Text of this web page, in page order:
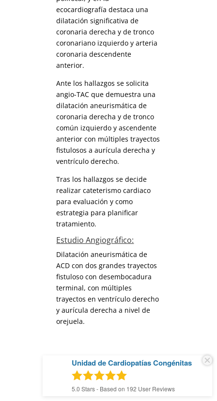
ecocardiografía destaca una
dilatación significativa de
coronaria derecha y de tronco
coronariano izquierdo y arteria
coronaria descendente
anterior.
Ante los hallazgos se solicita
angio-TAC que demuestra una
dilatación aneurismática de
coronaria derecha y de tronco
común izquierdo y ascendente
anterior con múltiples trayectos
fistulosos a aurícula derecha y
ventrículo derecho.
Tras los hallazgos se decide
realizar cateterismo cardiaco
para evaluación y como
estrategia para planificar
tratamiento.
Estudio Angiográfico:
Dilatación aneurismática de
ACD con dos grandes trayectos
fistuloso con desembocadura
terminal, con múltiples
trayectos en ventrículo derecho
y aurícula derecha a nivel de
orejuela.
Unidad de Cardiopatías Congénitas
5.0 Stars - Based on 192 User Reviews